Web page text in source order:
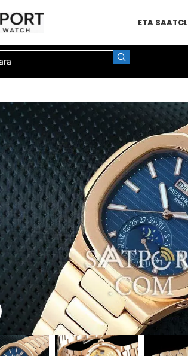
ETA SAAT
Büyütmek için tıklayın